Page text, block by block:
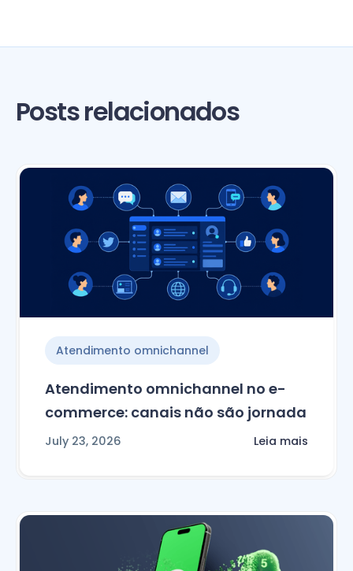
Posts relacionados
Atendimento omnichannel
Atendimento omnichannel no e-
commerce: canais não são jornada
July 23, 2026 Leia mais